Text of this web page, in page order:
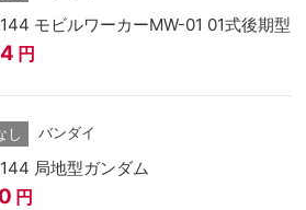
モビルワーカーMW-01 01式後期型
円
し バンダイ
局地型ガンダム
円